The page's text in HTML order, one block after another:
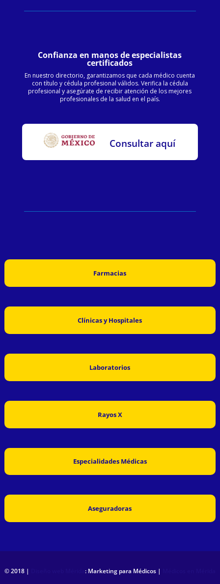
Confianza en manos de especialistas
certificados
En nuestro directorio, garantizamos que cada médico cuenta
con título y cédula profesional válidos. Verifica la cédula
profesional y asegúrate de recibir atención de los mejores
profesionales de la salud en el país.
Consultar aquí
Farmacias
Clínicas y Hospitales
Laboratorios
Rayos X
Especialidades Médicas
Aseguradoras
© 2018 | : Marketing para Médicos |